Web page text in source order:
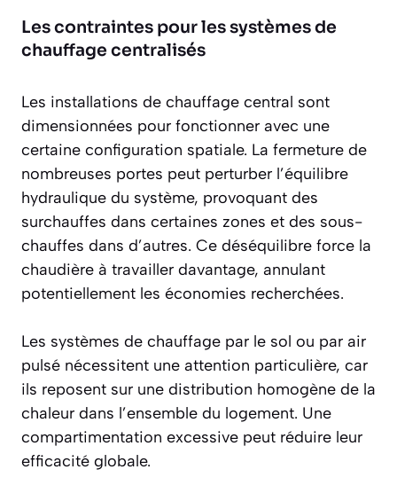
Les contraintes pour les systèmes de
chauffage centralisés
Les installations de chauffage central sont
dimensionnées pour fonctionner avec une
certaine configuration spatiale. La fermeture de
nombreuses portes peut perturber l’équilibre
hydraulique du système, provoquant des
surchauffes dans certaines zones et des sous-
chauffes dans d’autres. Ce déséquilibre force la
chaudière à travailler davantage, annulant
potentiellement les économies recherchées.
Les systèmes de chauffage par le sol ou par air
pulsé nécessitent une attention particulière, car
ils reposent sur une distribution homogène de la
chaleur dans l’ensemble du logement. Une
compartimentation excessive peut réduire leur
efficacité globale.